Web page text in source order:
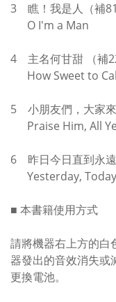
3 瞧！我是人（補
O I'm a Man
4 主名何甘甜 （補
How Sweet to
5 小朋友們，大家來
Praise Him, All
6 昨日今日直到永遠
Yesterday,
■ 本書籍使用方式
請將機器右上方的白
器發出的音效消失或
更換電池。